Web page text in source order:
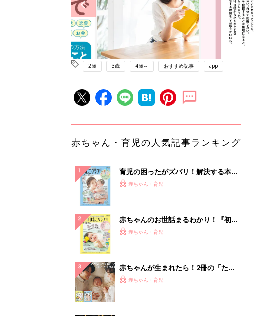
2歳 3歳 4歳～ おすすめ記事 app
赤ちゃん・育児の人気記事ランキング
育児の困ったがズバリ！解決する本
『ひよこクラブ 夏号』 4カ月～2才
赤ちゃん・育児
赤ちゃんのお世話まるわかり！『初め
てのひよこクラブ 夏号』〈巻頭大特
赤ちゃん・育児
赤ちゃんが生まれたら！2冊の「たま
ひよ」
赤ちゃん・育児